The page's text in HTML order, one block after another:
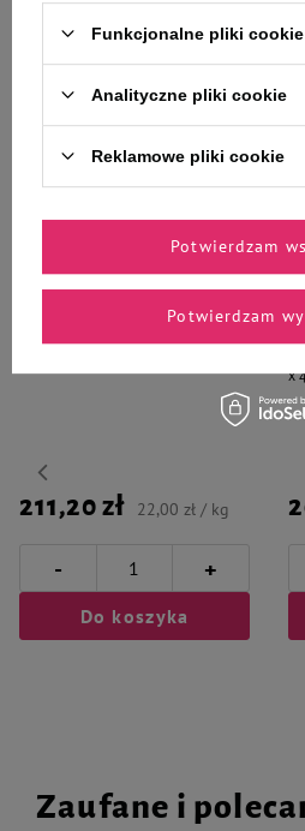
Wybrane
Ciebie i
211,20 zł 22,00 zł / kg
- +
Do koszyka
x
Zaufane i
Funkcjonalne pliki cookie
Analityczne pliki cookie
Reklamowe pliki cookie
Potwierdzam
Potwierdzam